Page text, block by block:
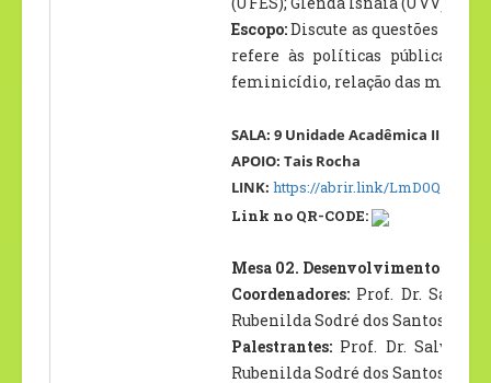
Escopo:Discute as questões de
refere às políticas públicas e
feminicídio, relação das
SALA: 9 Unidade Acadêmica II –
APOIO: Tais Rocha
LINK: https://abrir.link/LmD0Q
Link no QR-CODE:
Mesa 02. Desenvolvimento de
Coordenadores: Prof. Dr.
Rubenilda Sodré dos Santos (
Palestrantes: Prof. Dr.
Rubenilda Sodré dos Santos (